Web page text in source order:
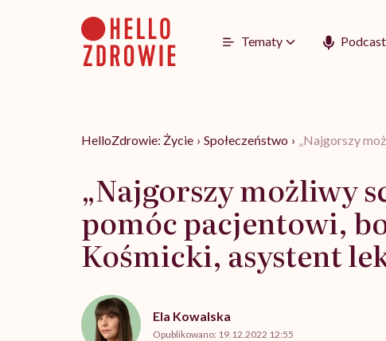
Tematy Podcast
HelloZdrowie: Życie › Społeczeństwo › „Najgorszy
„Najgorszy możliwy
pomóc pacjentowi,
Kośmicki, asystent
Ela Kowalska
Opublikowano: 19.12.2022 12:55